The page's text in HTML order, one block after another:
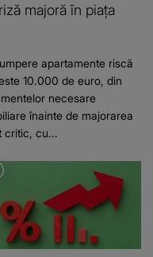
majoră în piața
apartamente riscă
10.000 de euro, din
necesare
înainte de majorarea
critic, cu...